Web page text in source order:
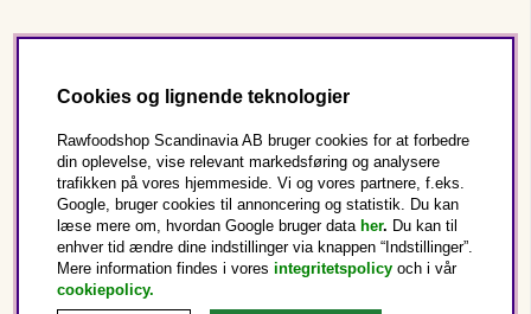
Dette er Rawfoodshop
Danmark
Cookies og lignende teknologier
Rawfoodshop Scandinavia AB bruger cookies for at forbedre
din oplevelse, vise relevant markedsføring og analysere
trafikken på vores hjemmeside. Vi og vores partnere, f.eks.
Google, bruger cookies til annoncering og statistik. Du kan
læse mere om, hvordan Google bruger data her. Du kan til
enhver tid ændre dine indstillinger via knappen “Indstillinger”.
Mere information findes i vores integritetspolicy och i vår
cookiepolicy.